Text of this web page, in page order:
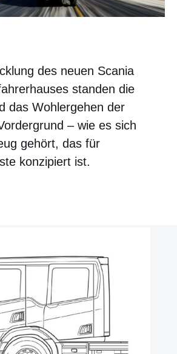
des neuen Scania
standen die
das Wohlergehen der
– wie es sich
gehört, das für
konzipiert ist.